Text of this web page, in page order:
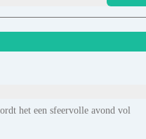
het een sfeervolle avond vol